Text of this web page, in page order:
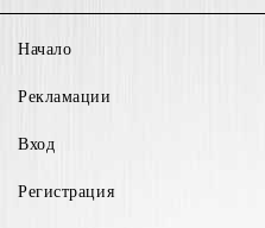
Начало
Рекламации
Вход
Регистрация